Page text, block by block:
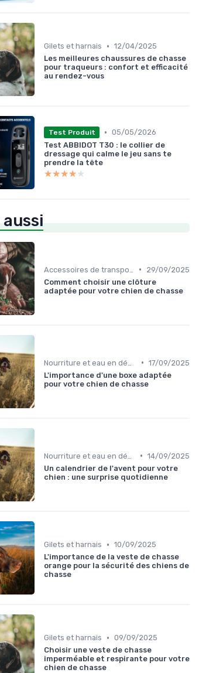
Gilets et harnais • 12/04/2025
Les meilleures chaussures de chasse
pour traqueurs : confort et efficacité
au rendez-vous
Test Produit • 05/05/2026
Test ABBIDOT T30 : le collier de
dressage qui calme le jeu sans te
prendre la tête
★★★★★
★★★★★
•
29/09/2025
Comment choisir une clôture
adaptée pour votre chien de chasse
• 17/09/2025
L'importance d'une boxe adaptée
pour votre chien de chasse
• 14/09/2025
Un calendrier de l'avent pour votre
chien : une surprise quotidienne
Gilets et harnais • 10/09/2025
L'importance de la veste de chasse
orange pour la sécurité des chiens de
chasse
Gilets et harnais • 09/09/2025
Choisir une veste de chasse
imperméable et respirante pour votre
chien de chasse